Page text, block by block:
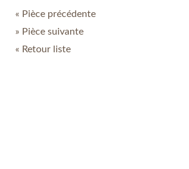
« Pièce précédente
» Pièce suivante
« Retour liste